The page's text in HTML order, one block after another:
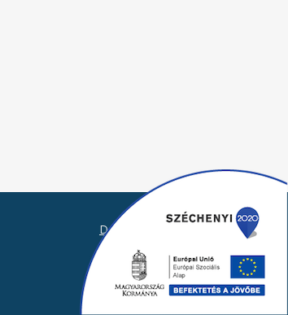
Design by